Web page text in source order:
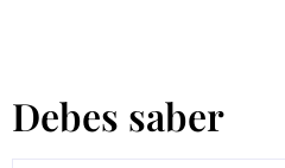
Debes saber